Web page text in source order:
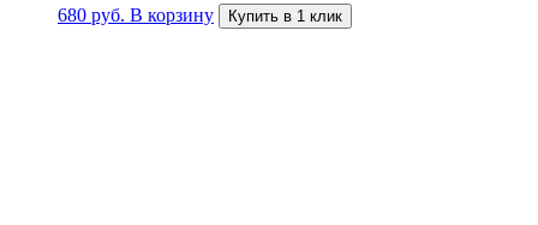
680 руб. В корзину Купить в 1 клик